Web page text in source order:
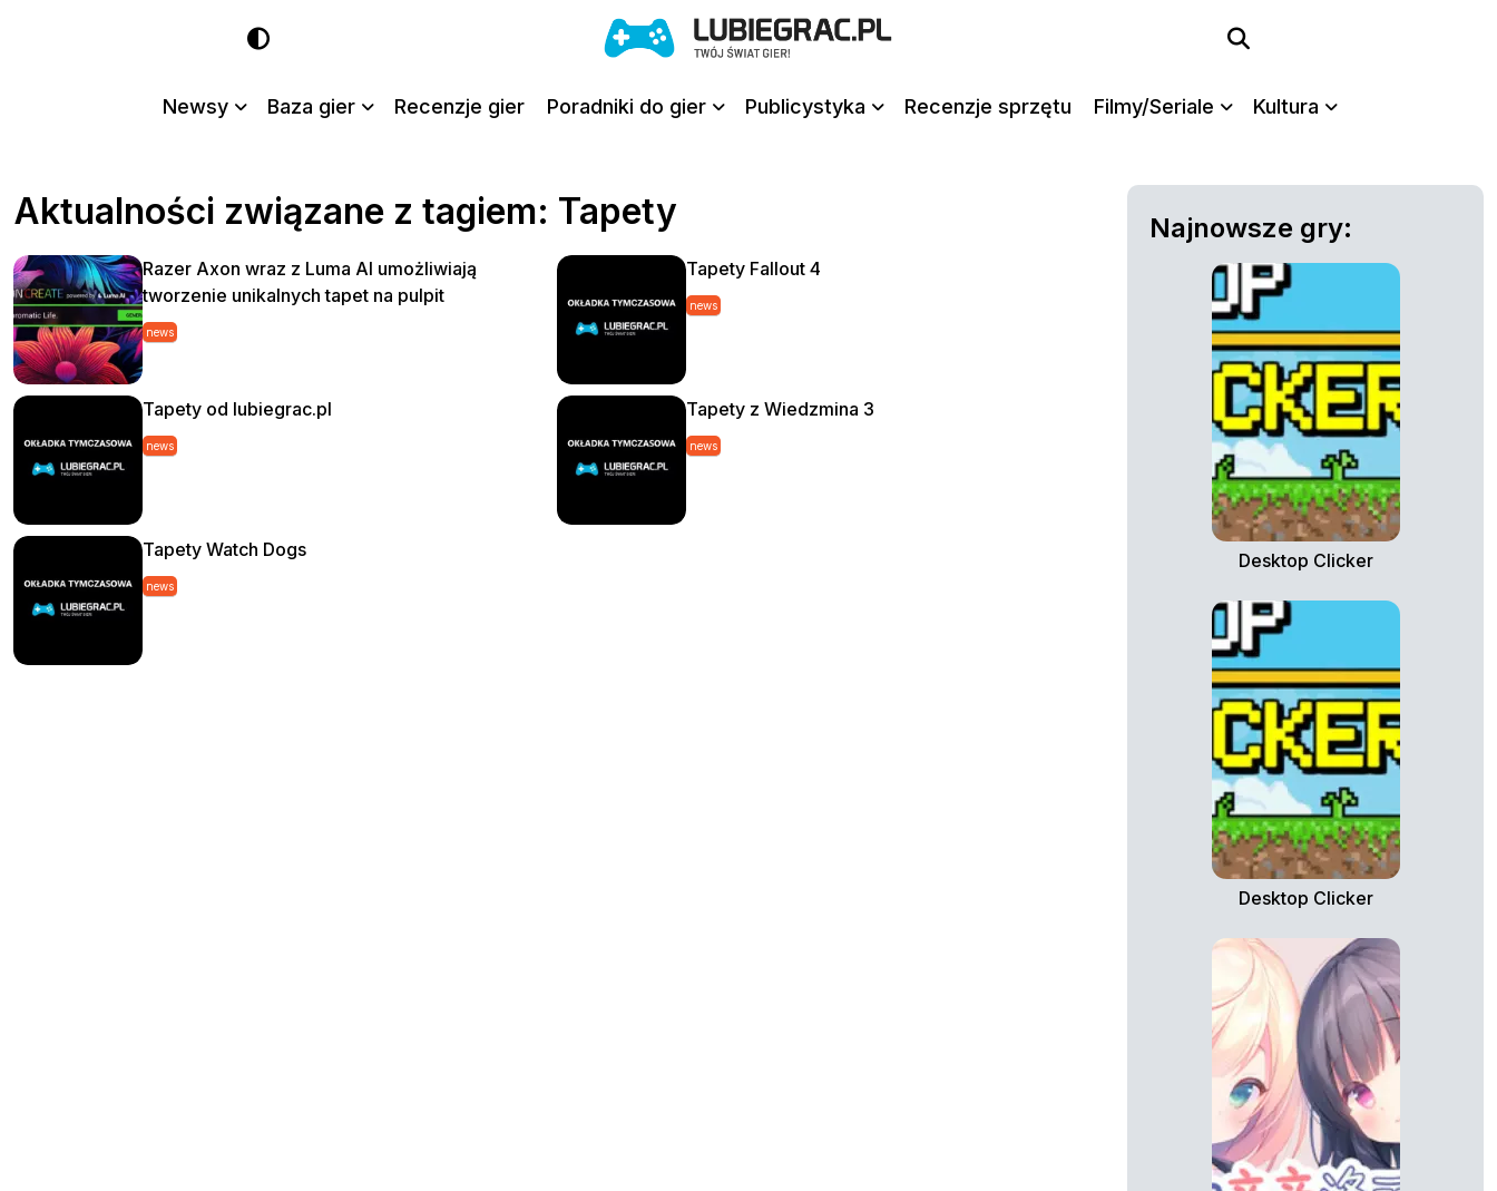
Newsy Baza gier Recenzje gier Poradniki do gier Publicystyka Recenzje sprzętu Filmy/Seriale Kultura
Aktualności związane z tagiem: Tapety
Razer Axon wraz z Luma AI umożliwiają
tworzenie unikalnych tapet na pulpit
news
Tapety Fallout 4
news
Tapety od lubiegrac.pl
news
Tapety z Wiedzmina 3
news
Tapety Watch Dogs
news
Najnowsze gry:
Desktop Clicker
Desktop Clicker